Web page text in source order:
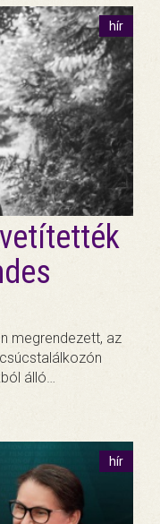
hír
megrendezett, az
álló…
hír